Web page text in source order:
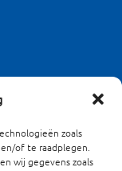
zoals
of te raadplegen.
wij gegevens zoals